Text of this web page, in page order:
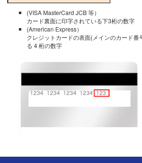
(VISA MasterCard JCB 等）
カード裏面に印字されている下3桁の数字
(American Express）
クレジットカードの表面(メインのカード
る 4 桁の数字